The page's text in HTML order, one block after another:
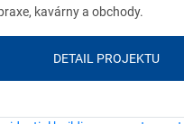
kavárny a obchody.
DETAIL PROJEKTU